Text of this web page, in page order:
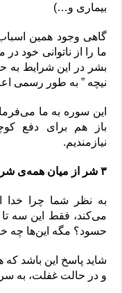
بیماری و…)
گاهی وجود همین
ما را از ناتوانی خود
بشر در این شرایط به
نیچه ” به طور رسمی
این سوره به ما
باز هم برای دفع
نیازمندیم.
۳ شر از میان همه‌ی شر‌ها
به نظر شما چرا خدا
می‌کند، فقط این سه
حسود؟ مگه این‌ها چه
شاید پاسخ این باشد
و در حالت غفلت، به